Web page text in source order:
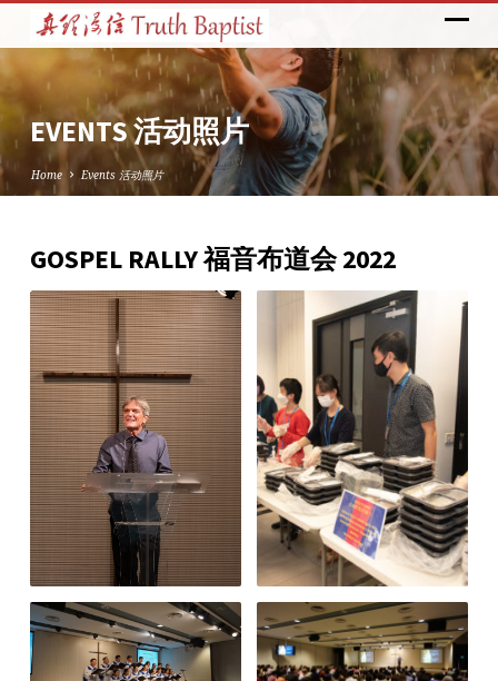
EVENTS 活动照片
Home Events 活动照片
EVENTS
活
动
照
片
GOSPEL RALLY 福音布道会 2022